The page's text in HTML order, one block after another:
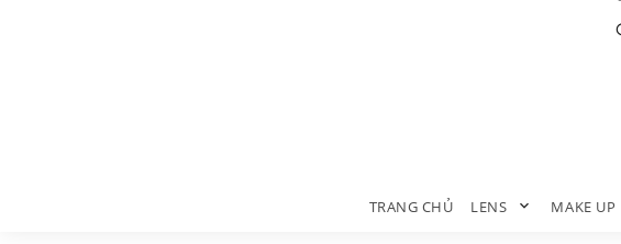
TRANG CHỦ LENS MAKE UP